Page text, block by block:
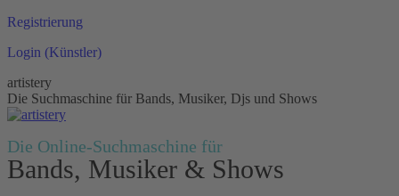
Zum
springen
Registrierung
Login (Künstler)
artistery
Die Suchmaschine für Bands, Musiker, Djs und Shows
Die Online-Suchmaschine für
Bands, Musiker & Shows